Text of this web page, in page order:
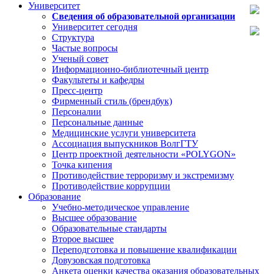
Университет
Сведения об образовательной организации
Университет сегодня
Структура
Частые вопросы
Ученый совет
Информационно-библиотечный центр
Факультеты и кафедры
Пресс-центр
Фирменный стиль (брендбук)
Персоналии
Персональные данные
Медицинские услуги университета
Ассоциация выпускников ВолгГТУ
Центр проектной деятельности «POLYGON»
Точка кипения
Противодействие терроризму и экстремизму
Противодействие коррупции
Образование
Учебно-методическое управление
Высшее образование
Образовательные стандарты
Второе высшее
Переподготовка и повышение квалификации
Довузовская подготовка
Анкета оценки качества оказания образовательных